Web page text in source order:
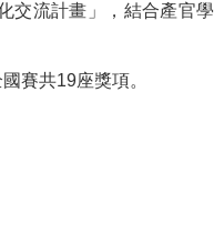
交流計畫」，結合產官學
賽共19座獎項。